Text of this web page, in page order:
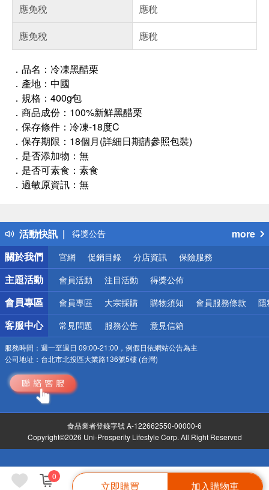
0
立即購買 加入購物車
應免稅
應稅
應免稅
應稅
．品名：冷凍黑醋栗
．產地：中國
．規格：400g∕包
．商品成份：100%新鮮黑醋栗
．保存條件：冷凍-18度C
．保存期限：18個月(詳細日期請參照包裝)
．是否添加物：無
．是否可素食：素食
．過敏原資訊：無
活動快訊
詐騙網頁！請小心！
得獎公告
熱門話題
銀行優惠
偏遠地區配送
詐騙網頁！請小心！
more
關於我們
官網 促銷目錄 分店資訊 保險服務
主題活動 會員活動 注目活動 得獎公佈
會員專區 會員專區 大宗採購 購物須知 會員服務條款 隱
客服中心 常見問題 服務公告 意見信箱
服務時間： 週一至週日 09:00-21:00，例假日依網站公告為主
公司地址： 台北市北投區大業路136號5樓 (台灣)
食品業者登錄字號 A-122662550-00000-6
Copyright©2026 Uni-Prosperity Lifestyle Corp. All Right Reserved